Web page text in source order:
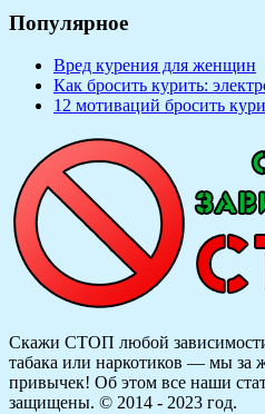
Популярное
Вред курения для женщин
Как бросить курить:
12 мотиваций бросить
Скажи СТОП любой зависимости
табака или наркотиков — мы за
привычек! Об этом все наши
защищены. © 2014 - 2023 год.